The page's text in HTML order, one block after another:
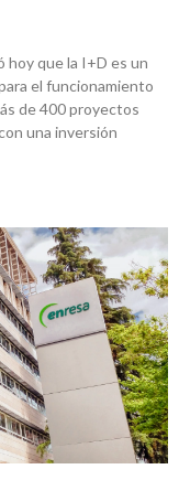
hoy que la I+D es un
el funcionamiento
de 400 proyectos
una inversión